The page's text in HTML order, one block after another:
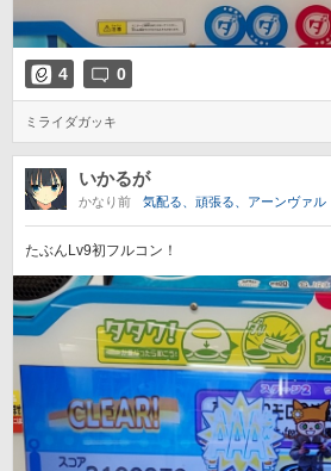
4 0
ミライダガッキ
いかるが
かなり前 気配る、頑張る、アーンヴァル
たぶんLv9初フルコン！